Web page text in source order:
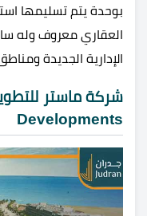
بوحدة يتم تسليمها
العقاري معروف وله
الإدارية الجديدة
Developments